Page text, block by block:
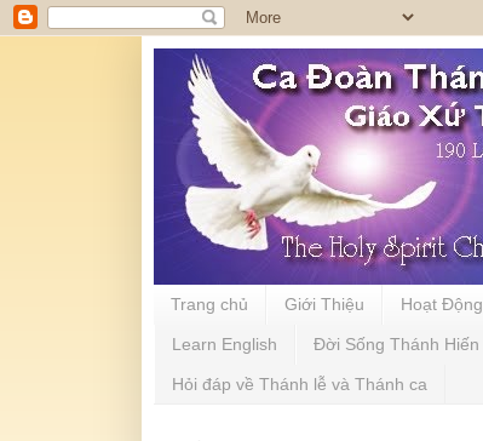
Trang chủ Giới Thiệu Hoạt Động
Learn English Đời Sống Thánh Hiến
Hỏi đáp về Thánh lễ và Thánh ca